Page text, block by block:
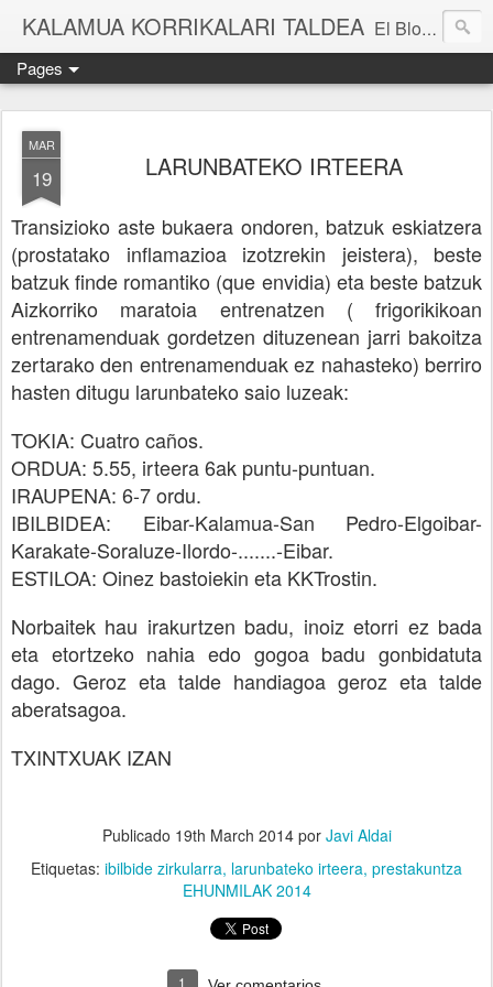
KALAMUA KORRIKALARI TALDEA El Blog de una cuadrilla de "frikis" que quedan para correr por el monte. Si quieres experimentar nuevas sensaciones acompañad@ de buena gente o simplemente probar eso de correr por el monte solo tienes que apuntarte a una de nuestras kedadas. Eibarko Korrikalari Friki talde bat gara.Menditik korrika egitea zer den probatu nahi baduzu gure "kedadetako" batera etorri. Blog honetan gure abentura eta bizipenak kontatzen ditugu, baina dena ez sinestu...
Pages
MAR
19 LARUNBATEKO IRTEERA
Transizioko aste bukaera ondoren, batzuk eskiatzera
(prostatako inflamazioa izotzrekin jeistera), beste
batzuk finde romantiko (que envidia) eta beste batzuk
Aizkorriko maratoia entrenatzen ( frigorikikoan
entrenamenduak gordetzen dituzenean jarri bakoitza
zertarako den entrenamenduak ez nahasteko) berriro
hasten ditugu larunbateko saio luzeak:
TOKIA: Cuatro caños.
ORDUA: 5.55, irteera 6ak puntu-puntuan.
IRAUPENA: 6-7 ordu.
IBILBIDEA: Eibar-Kalamua-San Pedro-Elgoibar-
Karakate-Soraluze-Ilordo-.......-Eibar.
ESTILOA: Oinez bastoiekin eta KKTrostin.
Norbaitek hau irakurtzen badu, inoiz etorri ez bada
eta etortzeko nahia edo gogoa badu gonbidatuta
dago. Geroz eta talde handiagoa geroz eta talde
aberatsagoa.
TXINTXUAK IZAN
Publicado 19th March 2014por Javi Aldai
Etiquetas: ibilbide zirkularra larunbateko irteera prestakuntza
EHUNMILAK 2014
1